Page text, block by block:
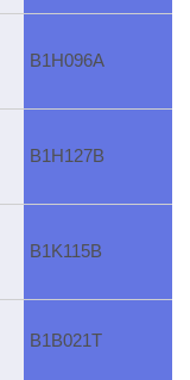
B1H096A
B1H127B
B1K115B
B1B021T